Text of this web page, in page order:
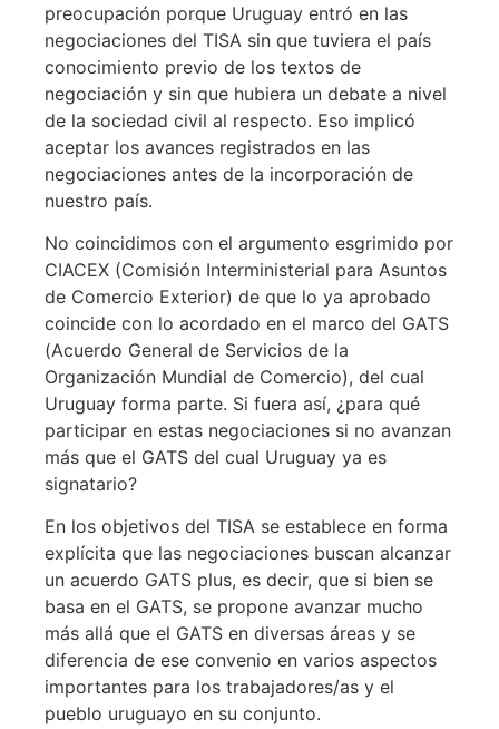
preocupación porque Uruguay entró en las
negociaciones del TISA sin que tuviera el país
conocimiento previo de los textos de
negociación y sin que hubiera un debate a nivel
de la sociedad civil al respecto. Eso implicó
aceptar los avances registrados en las
negociaciones antes de la incorporación de
nuestro país.
No coincidimos con el argumento esgrimido por
CIACEX (Comisión Interministerial para Asuntos
de Comercio Exterior) de que lo ya aprobado
coincide con lo acordado en el marco del GATS
(Acuerdo General de Servicios de la
Organización Mundial de Comercio), del cual
Uruguay forma parte. Si fuera así, ¿para qué
participar en estas negociaciones si no avanzan
más que el GATS del cual Uruguay ya es
signatario?
En los objetivos del TISA se establece en forma
explícita que las negociaciones buscan alcanzar
un acuerdo GATS plus, es decir, que si bien se
basa en el GATS, se propone avanzar mucho
más allá que el GATS en diversas áreas y se
diferencia de ese convenio en varios aspectos
importantes para los trabajadores/as y el
pueblo uruguayo en su conjunto.